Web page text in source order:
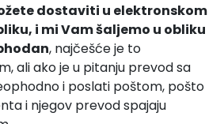
dostaviti u elektronskom
i mi Vam šaljemo u obliku
, najčešće je to
ali ako je u pitanju prevod sa
i poslati poštom, pošto
i njegov prevod spajaju